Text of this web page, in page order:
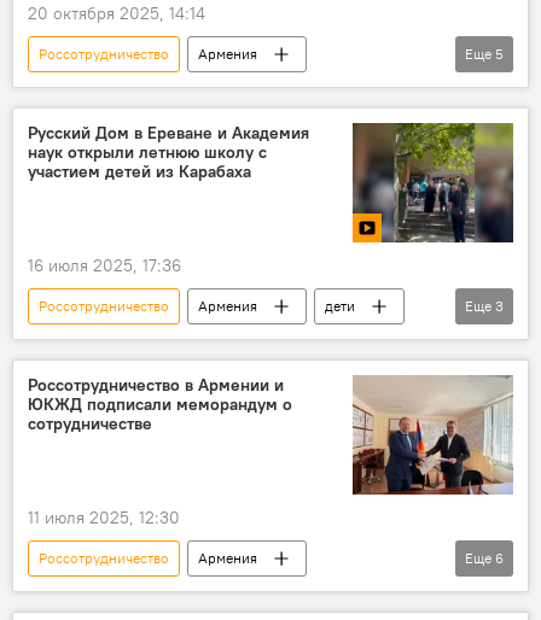
20 октября 2025, 14:14
Россотрудничество
Армения
Новости Армения
пресс-центр Sputnik Армения
Пресс-центр
русский язык
МГИМО
Еще 5
Русский Дом в Ереване и Академия
наук открыли летнюю школу с
участием детей из Карабаха
16 июля 2025, 17:36
Россотрудничество Армения
дети
Нагорный Карабах
Новости Армения
Видео
Еще 3
Россотрудничество в Армении и
ЮКЖД подписали меморандум о
сотрудничестве
11 июля 2025, 12:30
Россотрудничество
Армения
Новости Армения
Политика
Еще 6